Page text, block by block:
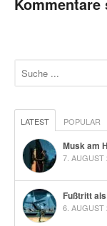
LATEST POPULAR
Musk am
7. AUGUST
Fußtritt
6. AUGUST